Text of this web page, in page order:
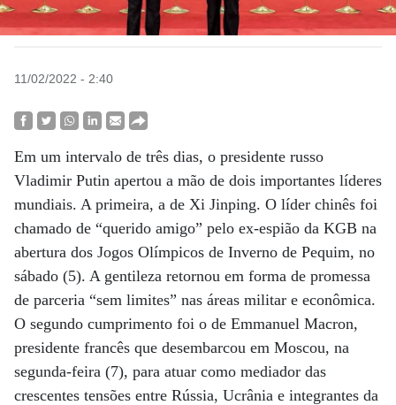
11/02/2022 - 2:40
Em um intervalo de três dias, o presidente russo
Vladimir Putin apertou a mão de dois importantes líderes
mundiais. A primeira, a de Xi Jinping. O líder chinês foi
chamado de “querido amigo” pelo ex-espião da KGB na
abertura dos Jogos Olímpicos de Inverno de Pequim, no
sábado (5). A gentileza retornou em forma de promessa
de parceria “sem limites” nas áreas militar e econômica.
O segundo cumprimento foi o de Emmanuel Macron,
presidente francês que desembarcou em Moscou, na
segunda-feira (7), para atuar como mediador das
crescentes tensões entre Rússia, Ucrânia e integrantes da